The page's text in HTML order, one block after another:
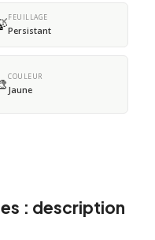
FEUILLAGE
Persistant
COULEUR
Jaune
: description